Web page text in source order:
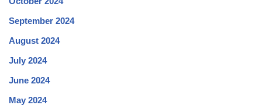
September 2024
August 2024
July 2024
June 2024
May 2024